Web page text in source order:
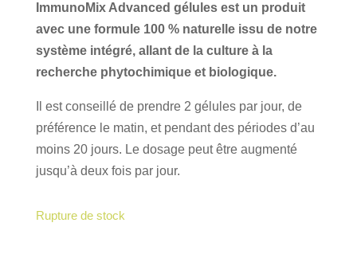
ImmunoMix Advanced gélules est un produit
avec une formule 100 % naturelle issu de notre
système intégré, allant de la culture à la
recherche phytochimique et biologique.
Il est conseillé de prendre 2 gélules par jour, de
préférence le matin, et pendant des périodes d’au
moins 20 jours. Le dosage peut être augmenté
jusqu’à deux fois par jour.
Rupture de stock